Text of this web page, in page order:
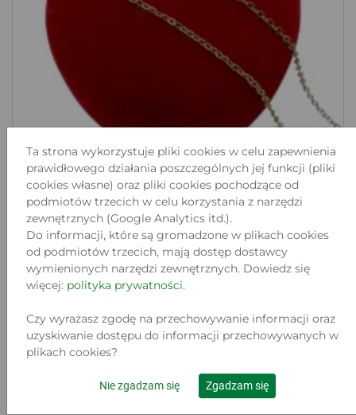
ZŁOTY ŁAŃCUSZEK W 1,43 G PR 585 DŁ.
48,5...
Lokalizacja:
ZABRZE, TARNOPOLSKA 76
Stan:
572.00 zł
Do koszyka
Ta strona wykorzystuje pliki cookies w celu zapewnienia
prawidłowego działania poszczególnych jej funkcji (pliki
cookies własne) oraz pliki cookies pochodzące od
podmiotów trzecich w celu korzystania z narzędzi
zewnętrznych (Google Analytics itd.).
Do informacji, które są gromadzone w plikach cookies
od podmiotów trzecich, mają dostęp dostawcy
wymienionych narzędzi zewnętrznych. Dowiedz się
więcej: polityka prywatności.
Czy wyrażasz zgodę na przechowywanie informacji oraz
uzyskiwanie dostępu do informacji przechowywanych w
plikach cookies?
Nie zgadzam się Zgadzam się